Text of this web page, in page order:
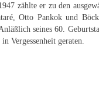
zählte er zu den
Otto Pankok und
seines 60.
Vergessenheit geraten.